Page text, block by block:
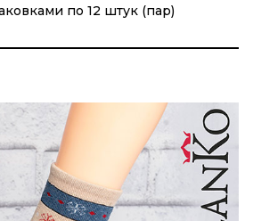
по 12 штук (пар)